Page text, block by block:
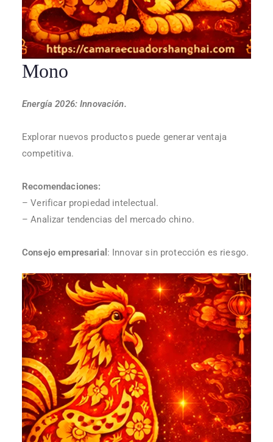
Mono
Energía 2026: Innovación.
Explorar nuevos productos puede generar ventaja
competitiva.
Recomendaciones:
– Verificar propiedad intelectual.
– Analizar tendencias del mercado chino.
Consejo empresarial : Innovar sin protección es riesgo.